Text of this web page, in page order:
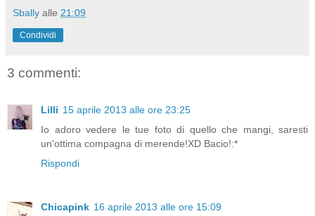
Sbally alle 21:09
Condividi
3 commenti:
Lilli 15 aprile 2013 alle ore 23:25
Io adoro vedere le tue foto di quello che mangi, saresti
un'ottima compagna di merende!XD Bacio!:*
Rispondi
Chicapink 16 aprile 2013 alle ore 15:09